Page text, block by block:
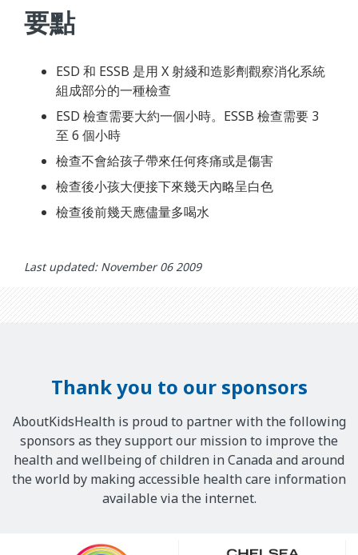
要點
ESD 和 ESSB 是用 X 射綫和造影劑觀察消化系統
組成部分的一種檢查
ESD 檢查需要大約一個小時。ESSB 檢查需要 3
至 6 個小時
檢查不會給孩子帶來任何疼痛或是傷害
檢查後小孩大便接下來幾天內略呈白色
檢查後前幾天應儘量多喝水
Last updated: November 06 2009
Thank you to our sponsors
AboutKidsHealth is proud to partner with the following
sponsors as they support our mission to improve the
health and wellbeing of children in Canada and around
the world by making accessible health care information
available via the internet.